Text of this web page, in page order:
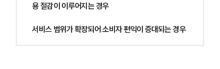
용 절감이 이루어지는 경우
서비스 범위가 확장되어 소비자 편익이 증대되는 경우